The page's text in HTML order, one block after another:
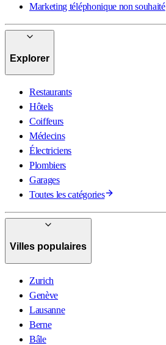
Marketing téléphonique non souhaité
Explorer
Restaurants
Hôtels
Coiffeurs
Médecins
Électriciens
Plombiers
Garages
Toutes les catégories
Villes populaires
Zurich
Genève
Lausanne
Berne
Bâle